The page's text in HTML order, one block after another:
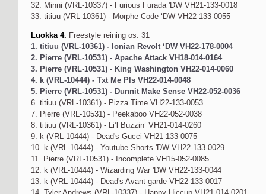
32. Minni (VRL-10337) - Furious Furada 'DW VH21-133-0018
33. titiuu (VRL-10361) - Morphe Code ‘DW VH22-133-0055
Luokka 4. Freestyle reining os. 31
1. titiuu (VRL-10361) - Ionian Revolt ‘DW VH22-178-0004
2. Pierre (VRL-10531) - Apache Attack VH18-014-0164
3. Pierre (VRL-10531) - King Washington VH22-014-0060
4. k (VRL-10444) - Txt Me Pls VH22-014-0048
5. Pierre (VRL-10531) - Dunnit Make Sense VH22-052-0036
6. titiuu (VRL-10361) - Pizza Time VH22-133-0053
7. Pierre (VRL-10531) - Peekaboo VH22-052-0038
8. titiuu (VRL-10361) - Li’l Buzzin’ VH21-014-0260
9. k (VRL-10444) - Dead's Gucci VH21-133-0075
10. k (VRL-10444) - Youtube Shorts 'DW VH22-133-0029
11. Pierre (VRL-10531) - Incomplete VH15-052-0085
12. k (VRL-10444) - Wizarding War 'DW VH22-133-0044
13. k (VRL-10444) - Dead's Avant-garde VH22-133-0017